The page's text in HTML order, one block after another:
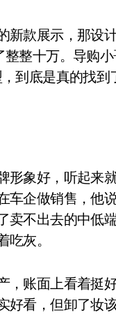
小鹏的“多事之夏”
面儿——试驾雷克萨斯
200亿的债
老司机教你3招真·快充
主怒了：车内不是广
真的会后悔吗？
的终极对决
，值不值得冲？
整十万。导购
到底是真的找
形象好，听起来
车企做销售，
卖不出去的中低
灰。
账面上看着挺
看，但卸了妆